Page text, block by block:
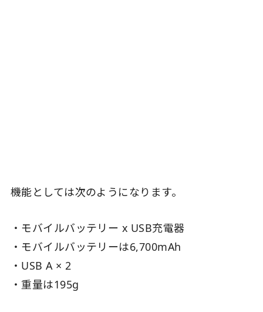
機能としては次のようになります。
・モバイルバッテリー x USB充電器
・モバイルバッテリーは6,700mAh
・USB A × 2
・重量は195g